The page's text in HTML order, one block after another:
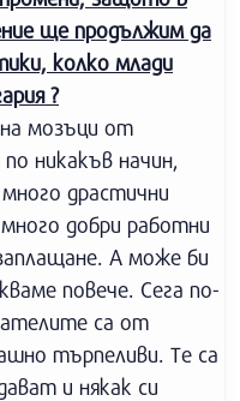
ще продължим да
колко млади
?
мозъци от
никакъв начин,
драстични
добри работни
А може би
повече. Сега по-
са от
търпеливи. Те са
и някак си